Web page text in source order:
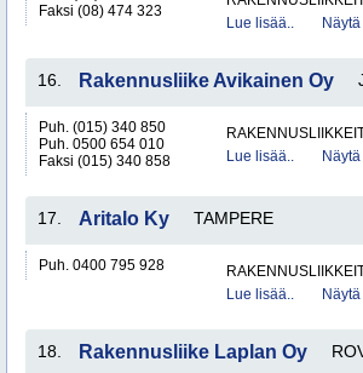
Faksi (08) 474 323
Lue lisää..
16. Rakennusliike Avikainen Oy
Puh. (015) 340 850
Puh. 0500 654 010
Faksi (015) 340 858
Lue lisää..
17. Aritalo Ky TAMPERE
Puh. 0400 795 928
Lue lisää..
18. Rakennusliike Laplan Oy